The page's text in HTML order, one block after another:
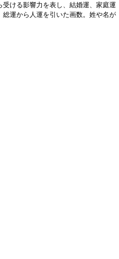
ける影響力を表し、結婚運、家庭運
運から人運を引いた画数。姓や名が